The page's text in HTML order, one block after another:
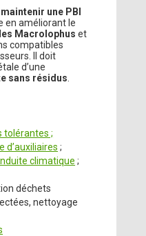
maintenir une PBI
en améliorant le
Macrolophuset
compatibles
Il doit
d’une
sans résidus
tolérantes ;
d’auxiliaires ;
climatique ;
déchets
nettoyage